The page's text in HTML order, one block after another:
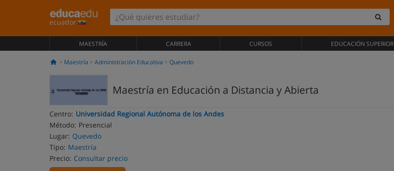
ecuador
MAESTRÍA CARRERA CURSOS EDUCACIÓN SUPERIOR
Maestría Administración Educativa Quevedo
Maestría en Educación a Distancia y Abierta
Centro: Universidad Regional Autónoma de los Andes
Método: Presencial
Lugar: Quevedo
Tipo: Maestría
Precio: Consultar precio